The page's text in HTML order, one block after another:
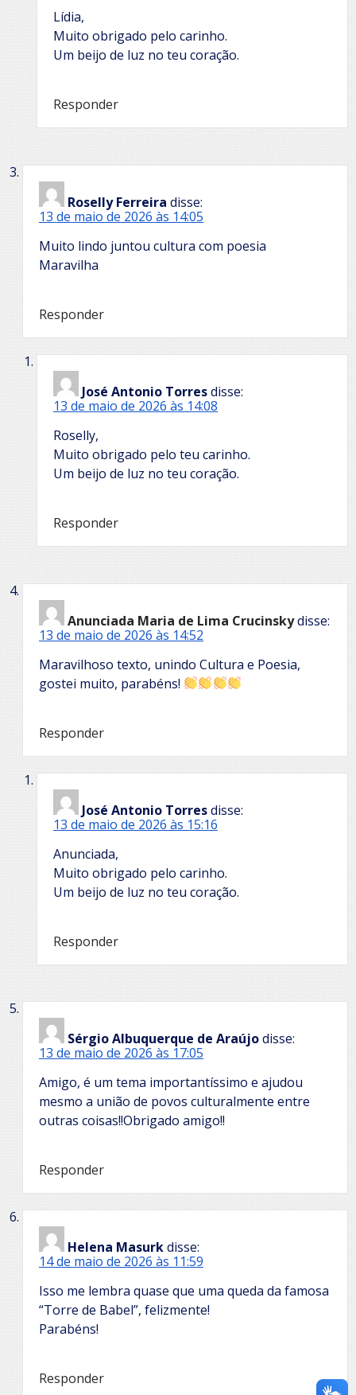
Lídia,
Muito obrigado pelo carinho.
Um beijo de luz no teu coração.
Responder
Roselly Ferreira disse:
13 de maio de 2026 às 14:05
Muito lindo juntou cultura com poesia
Maravilha
Responder
José Antonio Torresdisse:
13 de maio de 2026 às 14:08
Roselly,
Muito obrigado pelo teu carinho.
Um beijo de luz no teu coração.
Responder
Anunciada Maria de Lima Crucinskydisse:
13 de maio de 2026 às 14:52
Maravilhoso texto, unindo Cultura e Poesia,
gostei muito, parabéns!
Responder
José Antonio Torresdisse:
13 de maio de 2026 às 15:16
Anunciada,
Muito obrigado pelo carinho.
Um beijo de luz no teu coração.
Responder
Sérgio Albuquerque de Araújodisse:
13 de maio de 2026 às 17:05
Amigo, é um tema importantíssimo e ajudou
mesmo a união de povos culturalmente entre
outras coisas!!Obrigado amigo!!
Responder
Helena Masurkdisse:
14 de maio de 2026 às 11:59
Isso me lembra quase que uma queda da famosa
“Torre de Babel”, felizmente!
Parabéns!
Responder